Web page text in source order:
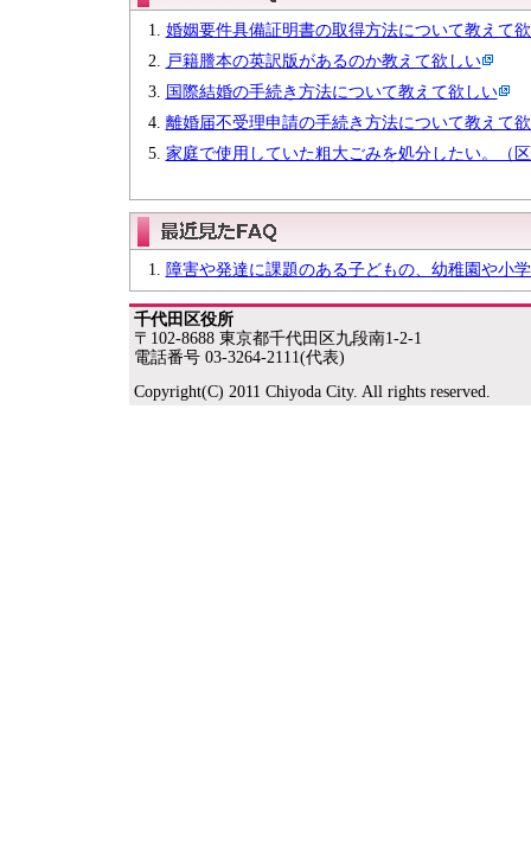
婚姻要件具備証明書の取得方法について教えて
戸籍謄本の英訳版があるのか教えて欲しい
国際結婚の手続き方法について教えて欲しい
離婚届不受理申請の手続き方法について教えて
家庭で使用していた粗大ごみを処分したい。（
障害や発達に課題のある子どもの、幼稚園や小
千代田区役所
〒102-8688 東京都千代田区九段南1-2-1
電話番号 03-3264-2111(代表)
Copyright(C) 2011 Chiyoda City. All rights reserved.